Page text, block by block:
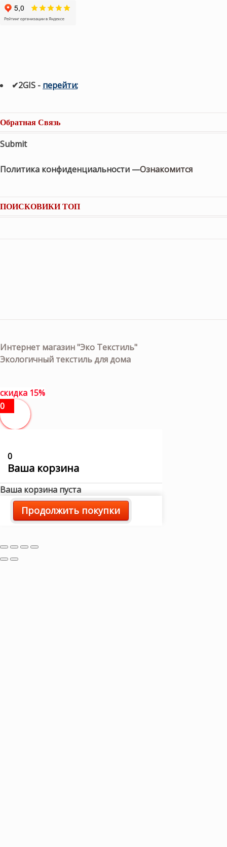
✔2GIS - перейти;
Обратная Связь
Submit
Политика конфиденциальности —Ознакомится
ПОИСКОВИКИ ТОП
Интернет магазин "Эко Текстиль"
Экологичный текстиль для дома
скидка 15%
0
0
Ваша корзина
Ваша корзина пуста
Продолжить покупки